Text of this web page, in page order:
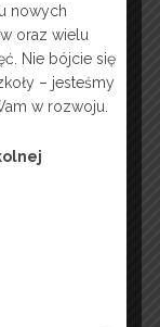
nowych
oraz wielu
Nie bójcie się
– jesteśmy
w rozwoju.